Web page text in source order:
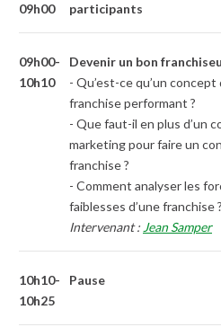
09h00
participants
09h00-
10h10
Devenir un bon
- Qu’est-ce qu’un concept
franchise performant ?
- Que faut-il en plus d’un
marketing pour faire un
franchise ?
- Comment analyser les
faiblesses d’une franchise ?
Intervenant : Jean Samper
10h10-
10h25
Pause